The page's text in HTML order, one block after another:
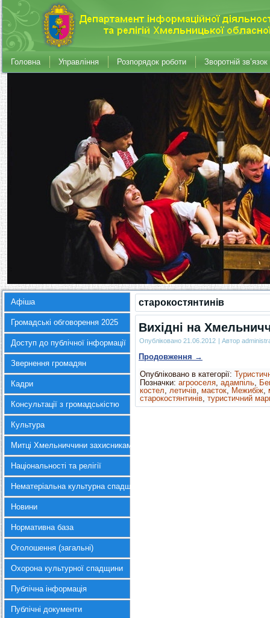
Головна Управління Розпорядок роботи Зворотній зв’язок
Афіша
Громадські обговорення 2025
Доступ до публічної інформації
Звернення громадян
Кадри
Консультації з громадськістю
Культура
Митці Хмельниччини захисникам України
Національності та релігії
Нематеріальна культурна спадщина
Новини
Нормативна база
Оголошення (загальні)
Охорона культурної спадщини
Публічна інформація
Публічні документи
старокостянтинів
Вихідні на
Опубліковано 21.06.2012 | Автор
Продовження →
Опубліковано в категорії:
Позначки: агрооселя, адампіль,
костел, летичів, маєток, Межибіж,
старокостянтинів, туристичний